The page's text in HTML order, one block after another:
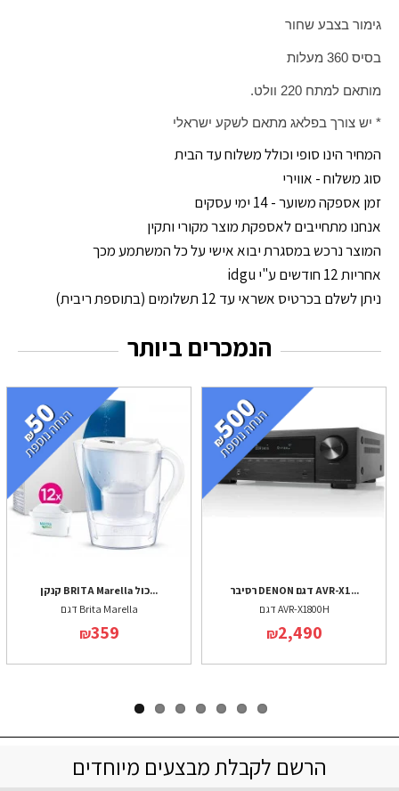
גימור בצבע שחור
בסיס 360 מעלות
מותאם למתח 220 וולט.
* יש צורך בפלאג מתאם לשקע ישראלי
המחיר הינו סופי וכולל משלוח עד הבית
סוג משלוח - אווירי
זמן אספקה משוער - 14 ימי עסקים
אנחנו מתחייבים לאספקת מוצר מקורי ותקין
המוצר נרכש במסגרת יבוא אישי על כל המשתמע מכך
אחריות 12 חודשים ע"י idgu
ניתן לשלם בכרטיס אשראי עד 12 תשלומים (בתוספת ריבית)
הנמכרים ביותר
קנקן BRITA Marella כול...
דגם Brita Marella
₪359
רסיבר DENON דגם AVR-X1...
דגם AVR-X1800H
₪2,490
הרשם לקבלת מבצעים מיוחדים